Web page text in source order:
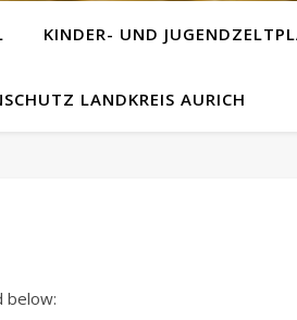
KINDER- UND
LANDKREIS AURICH
below: